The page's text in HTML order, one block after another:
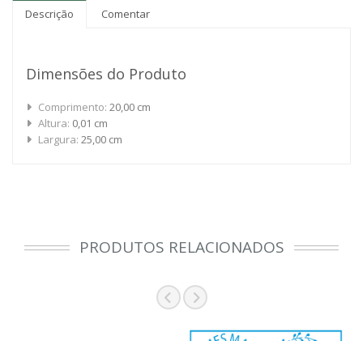
Descrição Comentar
Dimensões do Produto
Comprimento: 20,00 cm
Altura: 0,01 cm
Largura: 25,00 cm
PRODUTOS RELACIONADOS